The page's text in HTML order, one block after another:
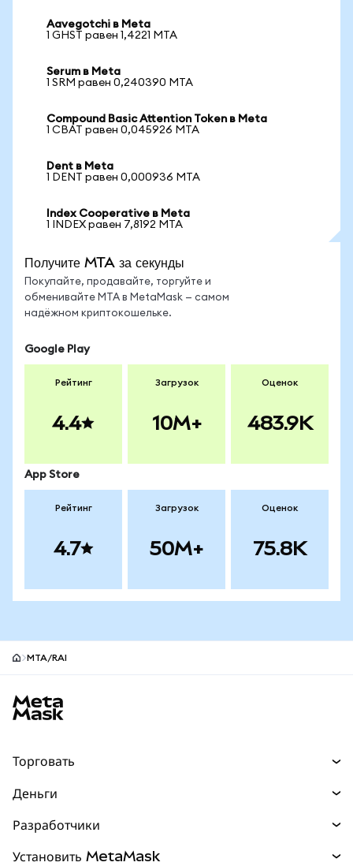
Aavegotchi в Meta
1 GHST равен 1,4221 MTA
Serum в Meta
1 SRM равен 0,240390 MTA
Compound Basic Attention Token в Meta
1 CBAT равен 0,045926 MTA
Dent в Meta
1 DENT равен 0,000936 MTA
Index Cooperative в Meta
1 INDEX равен 7,8192 MTA
Получите MTA за секунды
Покупайте, продавайте, торгуйте и
обменивайте MTA в MetaMask — самом
надёжном криптокошельке.
Google Play
Рейтинг
4.4
Загрузок
10M+
Оценок
483.9K
App Store
Рейтинг
4.7
Загрузок
50M+
Оценок
75.8K
MTA/RAI
Торговать
Прогнозы
Перпы НОВИНКА
Деньги
Разработчики
Установить MetaMask